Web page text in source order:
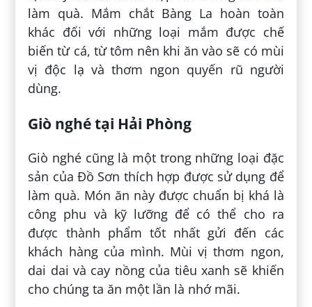
làm quà. Mắm chắt Bàng La hoàn toàn
khác đối với những loại mắm được chế
biến từ cá, từ tôm nên khi ăn vào sẽ có mùi
vị độc lạ và thơm ngon quyến rũ người
dùng.
Giò nghé tại Hải Phòng
Giò nghé cũng là một trong những loại đặc
sản của Đồ Sơn thích hợp được sử dụng để
làm quà. Món ăn này được chuẩn bị khá là
công phu và kỹ lưỡng để có thể cho ra
được thành phẩm tốt nhất gửi đến các
khách hàng của mình. Mùi vị thơm ngon,
dai dai và cay nồng của tiêu xanh sẽ khiến
cho chúng ta ăn một lần là nhớ mãi.